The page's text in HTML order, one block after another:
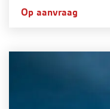
Op aanvraag